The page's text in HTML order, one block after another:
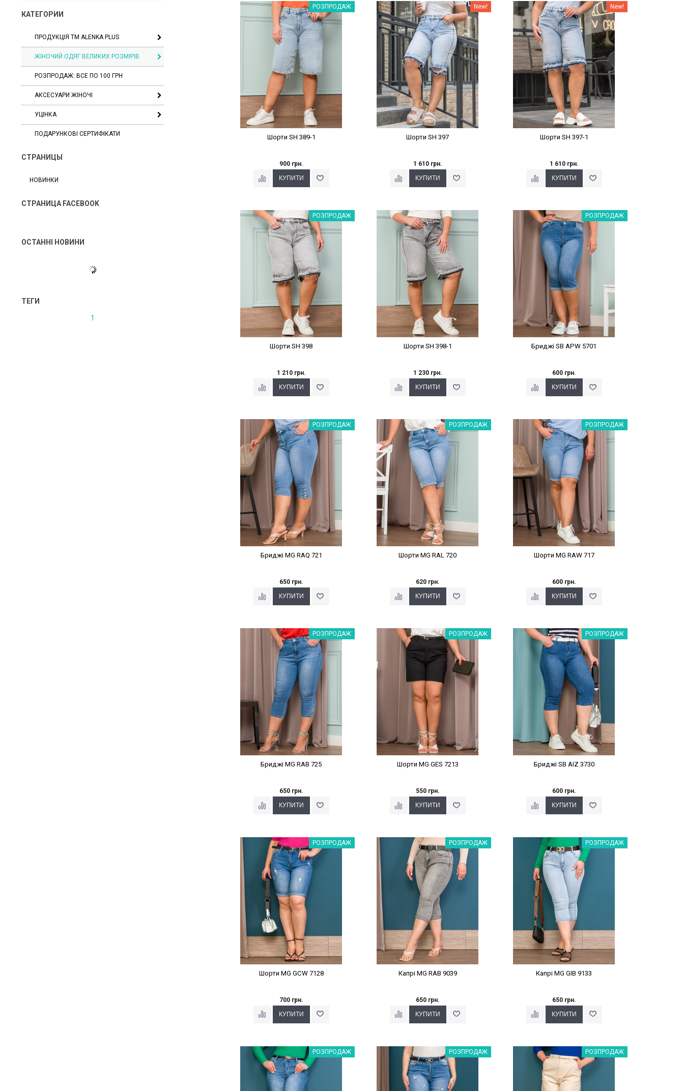
КАТЕГОРИИ
ПРОДУКЦІЯ ТМ ALENKA PLUS
ЖІНОЧИЙ ОДЯГ ВЕЛИКИХ РОЗМІРІВ
РОЗПРОДАЖ: ВСЕ ПО 100 ГРН
АКСЕСУАРИ ЖІНОЧІ
УЦІНКА
ПОДАРУНКОВІ СЕРТИФІКАТИ
СТРАНИЦЫ
НОВИНКИ
СТРАНИЦА FACEBOOK
ОСТАННІ НОВИНИ
ТЕГИ
1
Наклейки Варіант з %РОЗПРОДАЖ
Шорти SH 389-1
900 грн.
Наклейки Варіант з % New!
Шорти SH 397
1 610 грн.
Наклейки Варіант з % New!
Шорти SH 397-1
1 610 грн.
Наклейки Варіант з %РОЗПРОДАЖ
Шорти SH 398
1 210 грн.
Наклейки Варіант з %
Шорти SH 398-1
1 230 грн.
Наклейки Варіант з %РОЗПРОДАЖ
Бриджі SB APW 5701
600 грн.
Наклейки Варіант з %РОЗПРОДАЖ
Бриджі MG RAQ 721
650 грн.
Наклейки Варіант з %РОЗПРОДАЖ
Шорти MG RAL 720
620 грн.
Наклейки Варіант з %РОЗПРОДАЖ
Шорти MG RAW 717
600 грн.
Наклейки Варіант з %РОЗПРОДАЖ
Бриджі MG RАВ 725
650 грн.
Наклейки Варіант з %РОЗПРОДАЖ
Шорти MG GES 7213
550 грн.
Наклейки Варіант з %РОЗПРОДАЖ
Бриджі SB AIZ 3730
600 грн.
Наклейки Варіант з %РОЗПРОДАЖ
Шорти MG GCW 7128
700 грн.
Наклейки Варіант з %РОЗПРОДАЖ
Капрі MG RAB 9039
650 грн.
Наклейки Варіант з %РОЗПРОДАЖ
Капрі MG GIB 9133
650 грн.
Наклейки Варіант з %РОЗПРОДАЖ Наклейки Варіант з %РОЗПРОДАЖ Наклейки Варіант з %РОЗПРОДАЖ